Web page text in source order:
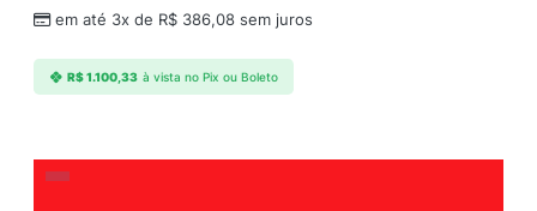
em até 3x de R$ 386,08 sem juros
R$1.100,33 à vista no Pix ou Boleto